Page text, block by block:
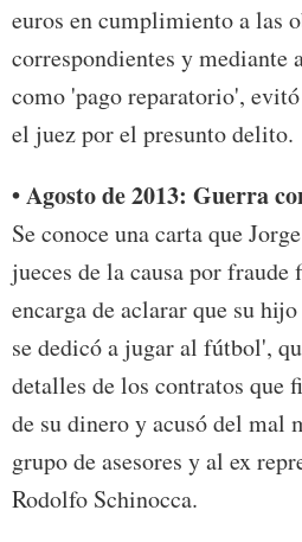
euros en cumplimiento a las
correspondientes y mediante
como 'pago reparatorio',
el juez por el presunto delito.
• Agosto de 2013: Guerra
Se conoce una carta que
jueces de la causa por fraude
encarga de aclarar que su
se dedicó a jugar al fútbol',
detalles de los contratos que
de su dinero y acusó del mal
grupo de asesores y al ex
Rodolfo Schinocca.